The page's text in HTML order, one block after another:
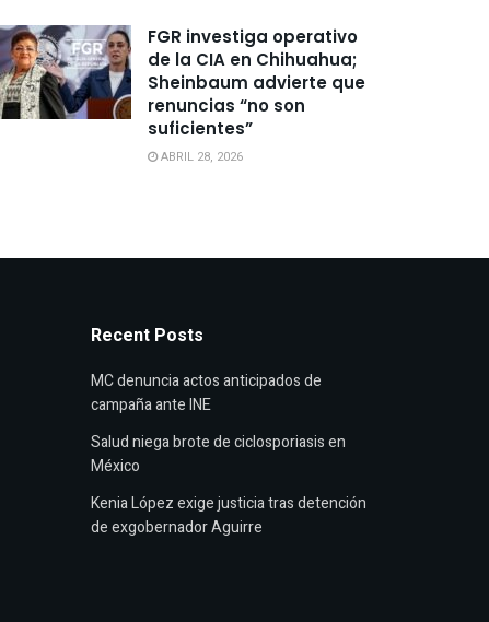
FGR investiga operativo
de la CIA en Chihuahua;
Sheinbaum advierte que
renuncias “no son
suficientes”
ABRIL 28, 2026
Recent Posts
MC denuncia actos anticipados de
campaña ante INE
Salud niega brote de ciclosporiasis en
México
Kenia López exige justicia tras detención
de exgobernador Aguirre